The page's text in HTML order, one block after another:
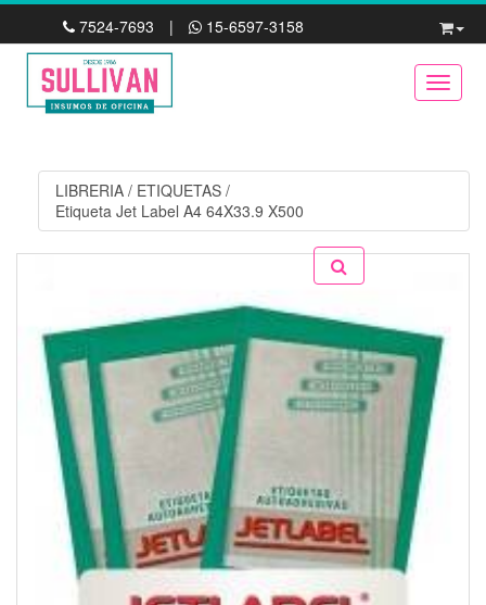
7524-7693 | 15-6597-3158
LIBRERIA / ETIQUETAS /
Etiqueta Jet Label A4 64X33.9 X500